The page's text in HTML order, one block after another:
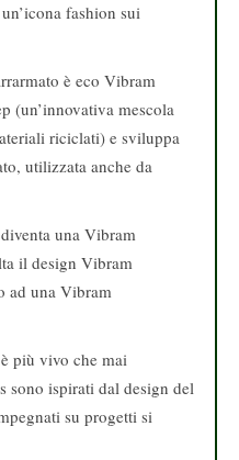
fashion sui
è eco Vibram
(un’innovativa mescola
riciclati) e sviluppa
utilizzata anche da
una Vibram
il design Vibram
ad una Vibram
più vivo che mai
sono ispirati dal design del
su progetti si